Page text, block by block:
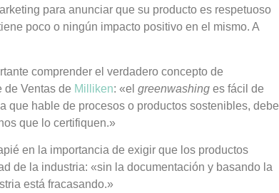
para anunciar que su producto es respetuoso
poco o ningún impacto positivo en el mismo. A
comprender el verdadero concepto de
de Ventas de Milliken: «el greenwashing es fácil de
que hable de procesos o productos sostenibles, debe
que lo certifiquen.»
en la importancia de exigir que los productos
de la industria: «sin la documentación y basando la
está fracasando.»